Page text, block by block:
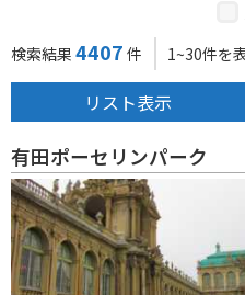
検索結果 4407 件 1~30件を
リスト表示
有田ポーセリンパーク